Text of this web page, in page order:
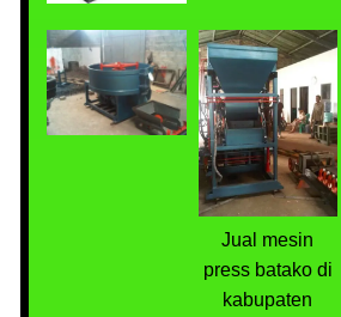
Jual mesin
press batako di
kabupaten